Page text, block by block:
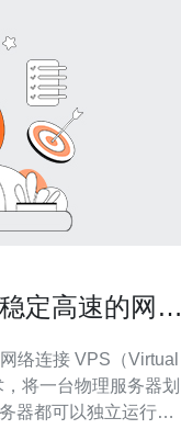
定高速的网络
（Virtual
将一台物理服务器划
器都可以独立运行操